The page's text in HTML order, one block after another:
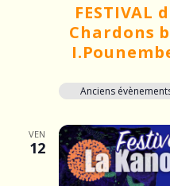
FESTIVAL
Chardons
Anciens
VEN
12